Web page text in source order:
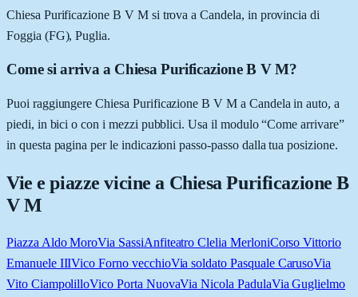
Chiesa Purificazione B V M si trova a Candela, in provincia di
Foggia (FG), Puglia.
Come si arriva a Chiesa Purificazione B V M?
Puoi raggiungere Chiesa Purificazione B V M a Candela in auto, a
piedi, in bici o con i mezzi pubblici. Usa il modulo “Come arrivare”
in questa pagina per le indicazioni passo-passo dalla tua posizione.
Vie e piazze vicine a Chiesa Purificazione B
V M
Piazza Aldo MoroVia SassiAnfiteatro Clelia MerloniCorso Vittorio
Emanuele IIIVico Forno vecchioVia soldato Pasquale CarusoVia
Vito CiampolilloVico Porta NuovaVia Nicola PadulaVia Guglielmo